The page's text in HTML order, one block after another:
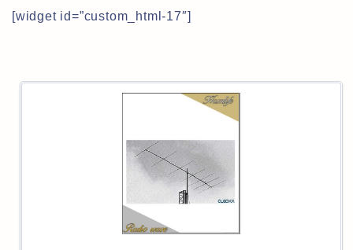
[widget id=”custom_html-17″]